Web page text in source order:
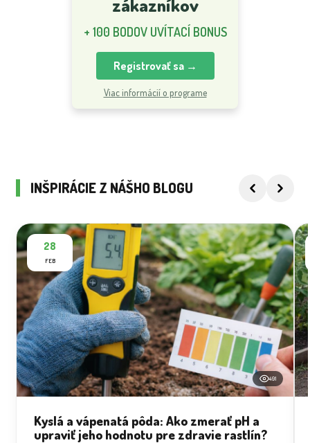
zákazníkov
+ 100 BODOV UVÍTACÍ BONUS
Registrovať sa →
Viac informácií o programe
INŠPIRÁCIE Z NÁŠHO BLOGU
28
FEB
491
Kyslá a vápenatá pôda: Ako zmerať pH a
upraviť jeho hodnotu pre zdravie rastlín?